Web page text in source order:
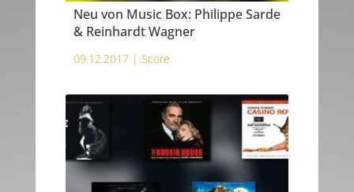
Neu von Music Box: Philippe Sarde
& Reinhardt Wagner
09.12.2017 | Score